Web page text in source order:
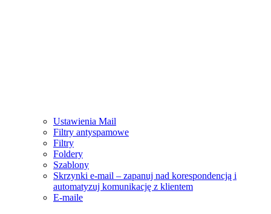
Ustawienia Mail
Filtry antyspamowe
Filtry
Foldery
Szablony
Skrzynki e-mail – zapanuj nad korespondencją i
automatyzuj komunikację z klientem
E-maile